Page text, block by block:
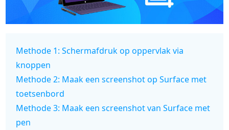
Methode 1: Schermafdruk op oppervlak via
knoppen
Methode 2: Maak een screenshot op Surface met
toetsenbord
Methode 3: Maak een screenshot van Surface met
pen